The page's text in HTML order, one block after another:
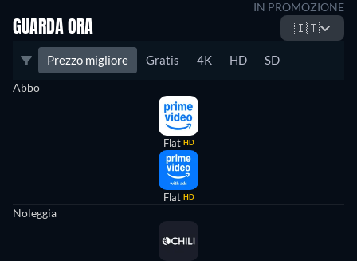
IN PROMOZIONE
GUARDA ORA 🇮🇹
Prezzo migliore Gratis 4K HD SD
Abbo
Flat HD
Flat HD
Noleggia